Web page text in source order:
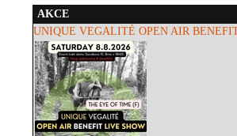
AKCE
UNIQUE VEGALITÉ OPEN AIR